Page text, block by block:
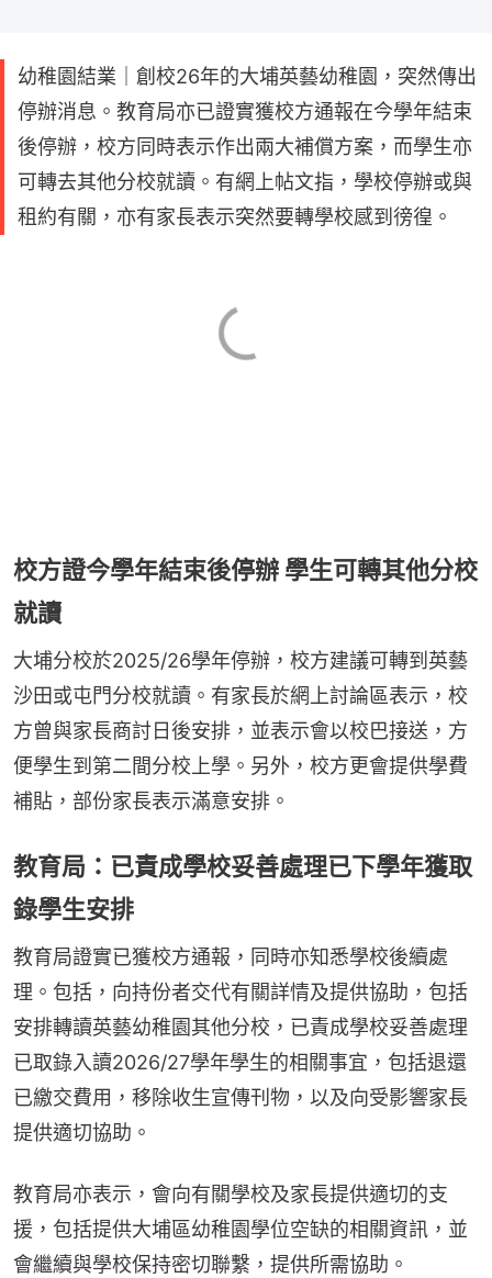
幼稚園結業｜創校26年的大埔英藝幼稚園，突然傳出
停辦消息。教育局亦已證實獲校方通報在今學年結束
後停辦，校方同時表示作出兩大補償方案，而學生亦
可轉去其他分校就讀。有網上帖文指，學校停辦或與
租約有關，亦有家長表示突然要轉學校感到徬徨。
校方證今學年結束後停辦 學生可轉其他分校
就讀
大埔分校於2025/26學年停辦，校方建議可轉到英藝
沙田或屯門分校就讀。有家長於網上討論區表示，校
方曾與家長商討日後安排，並表示會以校巴接送，方
便學生到第二間分校上學。另外，校方更會提供學費
補貼，部份家長表示滿意安排。
教育局：已責成學校妥善處理已下學年獲取
錄學生安排
教育局證實已獲校方通報，同時亦知悉學校後續處
理。包括，向持份者交代有關詳情及提供協助，包括
安排轉讀英藝幼稚園其他分校，已責成學校妥善處理
已取錄入讀2026/27學年學生的相關事宜，包括退還
已繳交費用，移除收生宣傳刊物，以及向受影響家長
提供適切協助。
教育局亦表示，會向有關學校及家長提供適切的支
援，包括提供大埔區幼稚園學位空缺的相關資訊，並
會繼續與學校保持密切聯繫，提供所需協助。